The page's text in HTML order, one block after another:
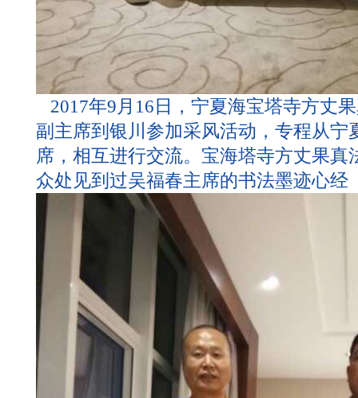
2017年9月16日，宁夏海宝塔寺方丈
副主席到银川参加采风活动，专程从宁
席，相互进行交流。宝海塔寺方丈果真
众处见到过吴福春主席的书法墨迹心经